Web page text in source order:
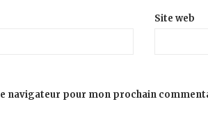
Site web
navigateur pour mon prochain